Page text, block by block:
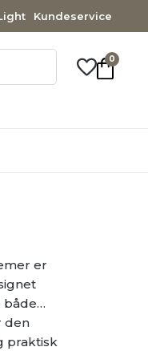
Kundeservice
0
er
både
den
praktisk